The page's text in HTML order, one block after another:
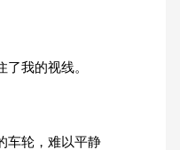
我的视线。
车轮，难以平静